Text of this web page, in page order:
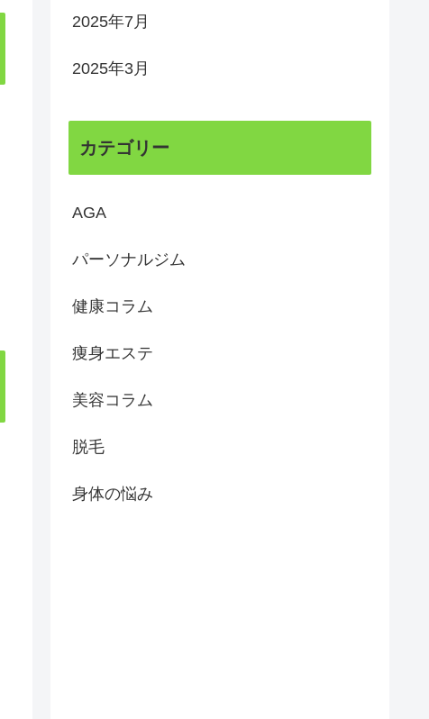
2025年7月
2025年3月
カテゴリー
AGA
パーソナルジム
健康コラム
痩身エステ
美容コラム
脱毛
身体の悩み